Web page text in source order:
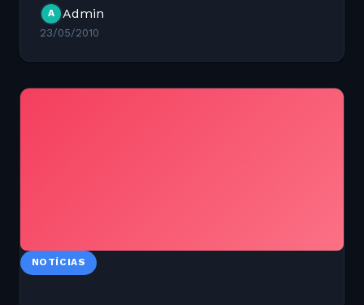
(em japonês:...
A Admin
23/05/2010
NOTÍCIAS